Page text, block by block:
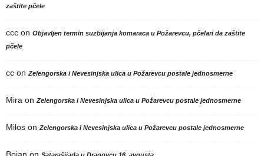
zaštite pčele
ccc on Objavljen termin suzbijanja komaraca u Požarevcu, pčelari da zaštite
pčele
cc on Zelengorska i Nevesinjska ulica u Požarevcu postale jednosmerne
Mira on Zelengorska i Nevesinjska ulica u Požarevcu postale jednosmerne
Milos on Zelengorska i Nevesinjska ulica u Požarevcu postale jednosmerne